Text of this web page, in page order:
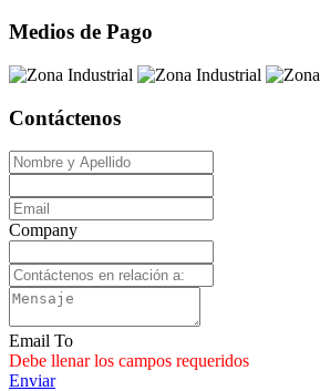
Medios de Pago
Contáctenos
Company
Email To
Debe llenar los campos requeridos
Enviar